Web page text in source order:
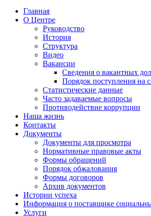
Главная
О Центре
Руководство
История
Структура
Видео
Вакансии
Сведения о вакантных
Порядок поступления на
Статистические данные
Часто задаваемые вопросы
Противодействие коррупции
Наша жизнь
Контакты
Документы
Документы для просмотра
Нормативные правовые акты
Формы обращений
Порядок обжалования
Формы договоров
Архив документов
Истории успеха
Информация о поставщике
Услуги